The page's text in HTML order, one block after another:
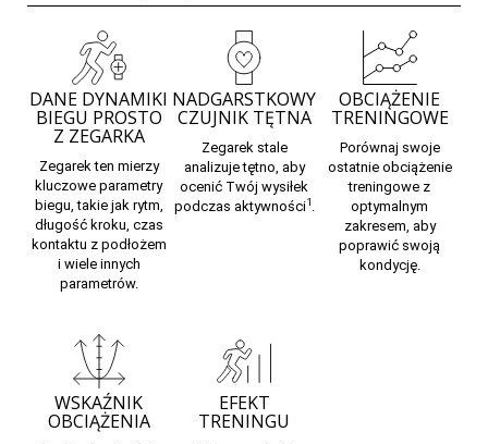
DANE DYNAMIKI
BIEGU PROSTO
Z ZEGARKA
Zegarek ten mierzy
kluczowe parametry
biegu, takie jak rytm,
długość kroku, czas
kontaktu z podłożem
i wiele innych
parametrów.
NADGARSTKOWY
CZUJNIK TĘTNA
Zegarek stale
analizujetętno, aby
ocenić Twój wysiłek
podczas aktywności1
OBCIĄŻENIE
TRENINGOWE
Porównaj swoje
ostatnie obciążenie
treningowe z
optymalnym
zakresem, aby
poprawić swoją
kondycję.
WSKAŹNIK
OBCIĄŻENIA
EFEKT
TRENINGU